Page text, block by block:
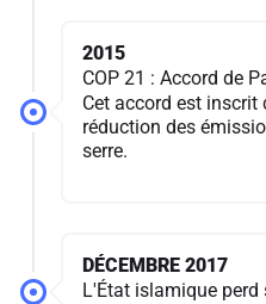
2015
COP 21 : Accord de
Cet accord est
réduction des
serre.
DÉCEMBRE 2017
L'État islamique perd